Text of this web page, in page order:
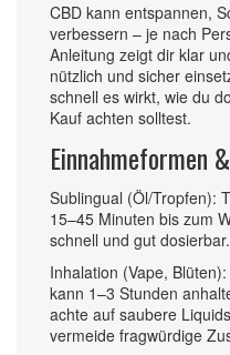
CBD kann entspannen,
verbessern – je nach
Anleitung zeigt dir klar
nützlich und sicher
schnell es wirkt, wie du
Kauf achten solltest.
Einnahmeformen
Sublingual (Öl/Tropfen):
15–45 Minuten bis zum
schnell und gut dosierbar.
Inhalation (Vape,
kann 1–3 Stunden
achte auf saubere
vermeide fragwürdige